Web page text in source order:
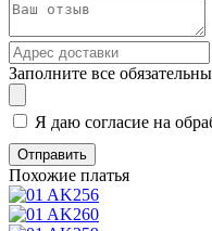
Заполните все
Я даю согласие на
Похожие платья